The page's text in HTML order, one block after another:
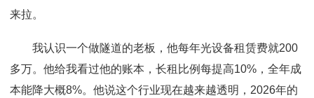
来拉。
我认识一个做隧道的老板，他每年光设备租赁费就200
多万。他给我看过他的账本，长租比例每提高10%，全年成
本能降大概8%。他说这个行业现在越来越透明，2026年的